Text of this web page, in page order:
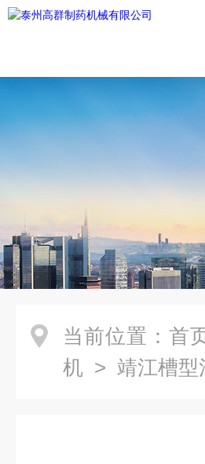
当前位置： 首
机 > 靖江槽型